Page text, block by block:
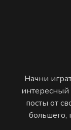
Начни
интересный
посты от
большего,